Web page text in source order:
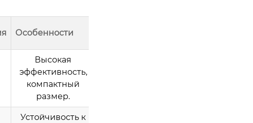
Особенности
Высокая
эффективность,
компактный
размер.
Устойчивость к